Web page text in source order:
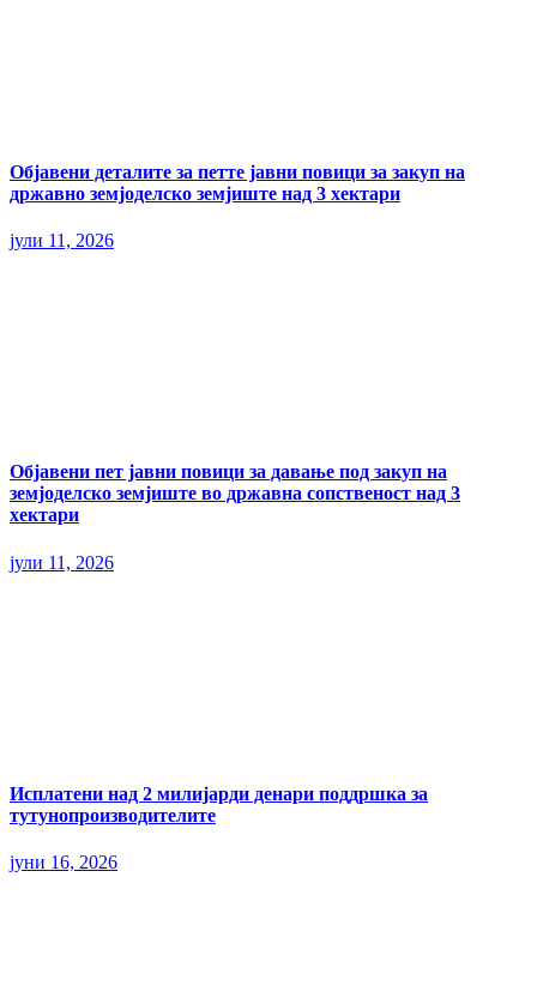
Објавени деталите за петте јавни повици за закуп на
државно земјоделско земјиште над 3 хектари
јули 11, 2026
Објавени пет јавни повици за давање под закуп на
земјоделско земјиште во државна сопственост над 3
хектари
јули 11, 2026
Исплатени над 2 милијарди денари поддршка за
тутунопроизводителите
јуни 16, 2026